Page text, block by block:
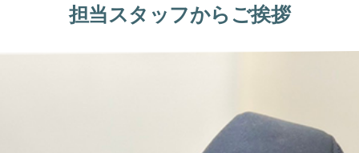
担当スタッフからご挨拶